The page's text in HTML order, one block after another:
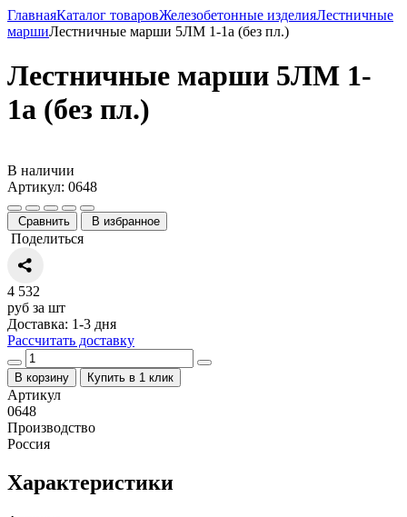
ГлавнаяКаталог товаровЖелезобетонные изделияЛестничные
маршиЛестничные марши 5ЛМ 1-1а (без пл.)
Лестничные марши 5ЛМ 1-
1а (без пл.)
В наличии
Артикул: 0648
Сравнить В избранное
Поделиться
4 532
руб за шт
Доставка: 1-3 дня
Рассчитать доставку
В корзину Купить в 1 клик
Артикул
0648
Производство
Россия
Характеристики